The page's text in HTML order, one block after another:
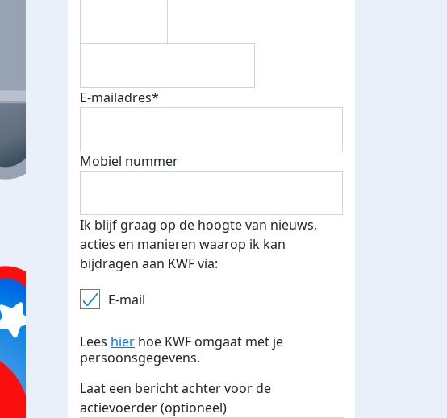
verdiend
E-mailadres*
Mobiel nummer
Ik blijf graag op de hoogte van nieuws,
acties en manieren waarop ik kan
bijdragen aan KWF via:
E-mail
Lees hier hoe KWF omgaat met je
persoonsgegevens.
Laat een bericht achter voor de
actievoerder (optioneel)